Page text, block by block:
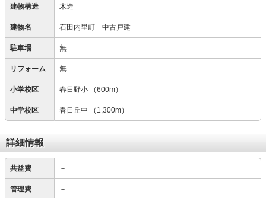
建物構造 木造
建物名 石田内里町 中古戸建
駐車場 無
リフォーム 無
小学校区 春日野小 （600m）
中学校区 春日丘中 （1,300m）
詳細情報
共益費 －
管理費 －